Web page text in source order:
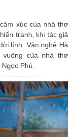
xúc của nhà thơ
tranh, khi tác giả
lính. Văn nghệ Hà
của nhà thơ
Phú.